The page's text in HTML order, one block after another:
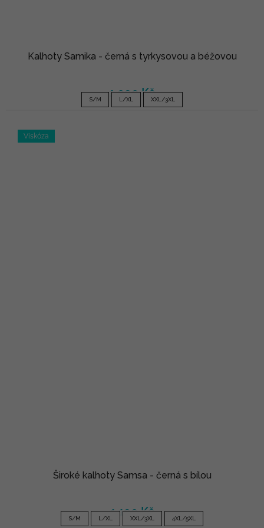
Kalhoty Samika - černá s tyrkysovou a béžovou
1 090 Kč
S/M L/XL XXL/3XL
Viskóza
Široké kalhoty Samsa - černá s bílou
1 190 Kč
S/M L/XL XXL/3XL 4XL/5XL